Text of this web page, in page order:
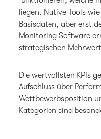
liegen. Native Tools
Basisdaten, aber erst
Monitoring Software
strategischen
Die wertvollsten KPIs
Aufschluss über
Wettbewerbsposition
Kategorien sind